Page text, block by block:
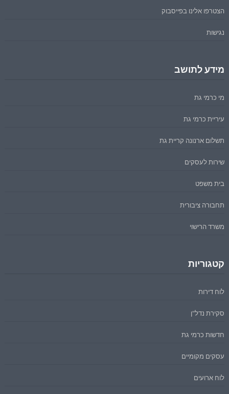
הצטרפו אלינו בפייסבוק
נגישות
מידע לתושב
מי כרמי גת
עיריית כרמי גת
תשלום ארנונה קריית גת
שירות לעסקים
בית משפט
תחבורה ציבורית
משרד הרישוי
קטגוריות
לוח דירות
סקירת נדל"ן
חדשות כרמי גת
עסקים מקומיים
לוח ארועים